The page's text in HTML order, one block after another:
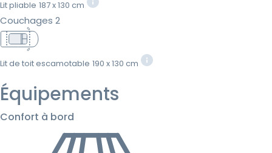
Lit pliable 187 x 130 cm
Couchages 2
Lit de toit escamotable 190 x 130 cm
Équipements
Confort à bord